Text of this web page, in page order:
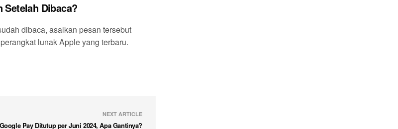
Setelah Dibaca?
dibaca, asalkan pesan tersebut
lunak Apple yang terbaru.
NEXT ARTICLE
Google Pay Ditutup per Juni 2024, Apa Gantinya?